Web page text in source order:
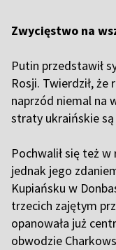
Zwycięstwo na
Putin przedstawił
Rosji. Twierdził,
naprzód niemal na
straty ukraińskie
Pochwalił się też
jednak jego
Kupiańsku w
trzecich zajętym
opanowała już
obwodzie